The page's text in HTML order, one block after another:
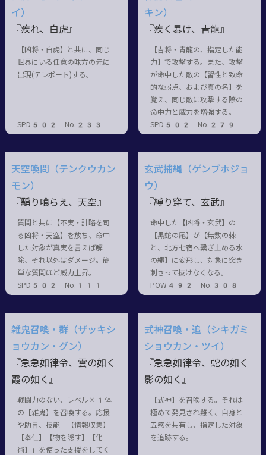
イ）
『疾れ、白虎』
【凶将・白虎】と共に、同じ
世界にいる任意の味方の元に
出現(テレポート)する。
SPD502 No.233
キン）
『疾く暴け、青龍』
【吉将・青龍の、指定した能
力】で攻撃する。また、攻撃
が命中した敵の【習性と致命
的な弱点、および真の名】を
覚え、同じ敵に攻撃する際の
命中力と威力を増強する。
SPD502 No.279
天空喚問（テンクウカン
モン）
『騙り喰らえ、天空』
質問と共に【不実・計略を司
る凶将・天空】を放ち、命中
した対象が真実を言えば解
除、それ以外はダメージ。簡
単な質問ほど威力上昇。
SPD502 No.111
玄武捕縄（ゲンブホジョ
ウ）
『縛り穿て、玄武』
命中した【凶将・玄武】の
【黒蛇の尾】が【無数の棘
と、北方七宿へ繋ぎ止める水
の縄】に変形し、対象に突き
刺さって抜けなくなる。
POW492 No.308
雑鬼召喚・群（ザッキシ
ョウカン・グン）
『急急如律令、雲の如く
霞の如く』
戦闘力のない、レベル×1体
の【雑鬼】を召喚する。応援
や助言、技能「【情報収集】
【奉仕】【物を隠す】【化
術】」を使った支援をしてく
式神召喚・追（シキガミ
ショウカン・ツイ）
『急急如律令、蛇の如く
影の如く』
【式神】を召喚する。それは
極めて発見され難く、自身と
五感を共有し、指定した対象
を追跡する。